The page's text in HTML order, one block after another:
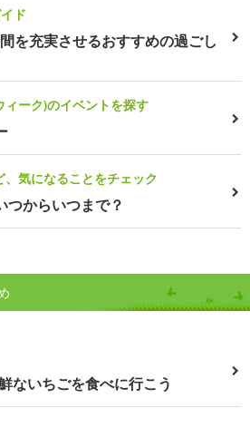
ド
を充実させるおすすめの過ごし
ィーク)のイベントを探す
気になることをチェック
つからいつまで？
ないちごを食べに行こう